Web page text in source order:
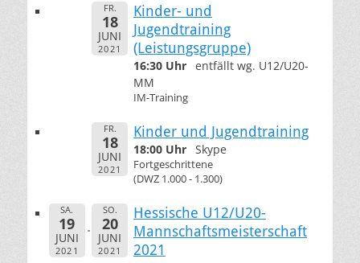
FR.
18
JUNI
2021
Kinder- und
Jugendtraining
(Leistungsgruppe)
16:30 Uhr entfällt wg. U12/U20-
MM
IM-Training
FR.
18
JUNI
2021
Kinder und Jugendtraining
18:00 Uhr Skype
Fortgeschrittene
(DWZ 1.000 - 1.300)
SA.
19
JUNI
2021
SO.
20
JUNI
2021
Hessische U12/U20-
Mannschaftsmeisterschaft
2021